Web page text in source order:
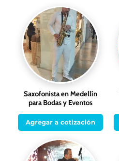
Saxofonista en Medellín
para Bodas y Eventos
Agregar a cotización